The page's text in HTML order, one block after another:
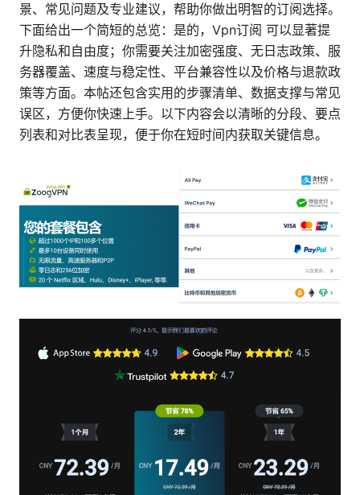
景、常见问题及专业建议，帮助你做出明智的订阅选择。
下面给出一个简短的总览：是的，Vpn订阅 可以显著提
升隐私和自由度；你需要关注加密强度、无日志政策、服
务器覆盖、速度与稳定性、平台兼容性以及价格与退款政
策等方面。本帖还包含实用的步骤清单、数据支撑与常见
误区，方便你快速上手。以下内容会以清晰的分段、要点
列表和对比表呈现，便于你在短时间内获取关键信息。